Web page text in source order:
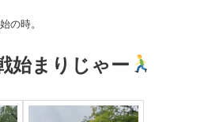
の時。
始まりじゃー